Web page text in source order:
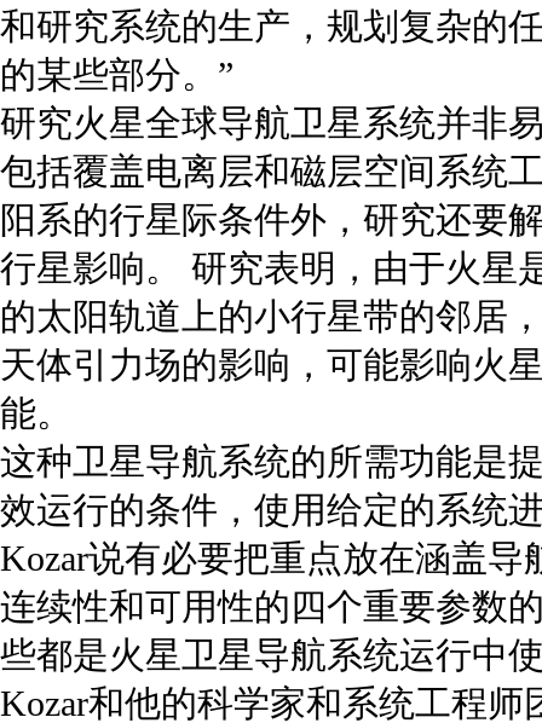
和研究系统的生产，规划复杂的
的某些部分。”
研究火星全球导航卫星系统并非
包括覆盖电离层和磁层空间系统
阳系的行星际条件外，研究还要
行星影响。 研究表明，由于火星
的太阳轨道上的小行星带的邻居
天体引力场的影响，可能影响火
能。
这种卫星导航系统的所需功能是
效运行的条件，使用给定的系统
Kozar说有必要把重点放在涵盖
连续性和可用性的四个重要参数
些都是火星卫星导航系统运行中
Kozar和他的科学家和系统工程